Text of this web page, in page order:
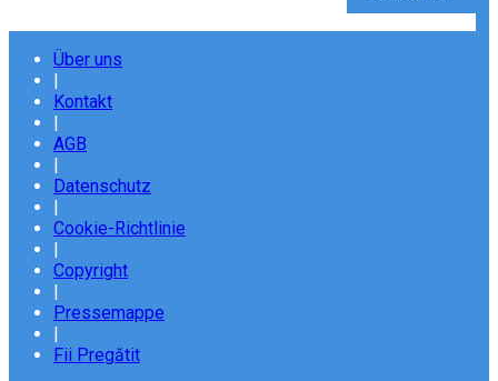
Über uns
|
Kontakt
|
AGB
|
Datenschutz
|
Cookie-Richtlinie
|
Copyright
|
Pressemappe
|
Fii Pregătit